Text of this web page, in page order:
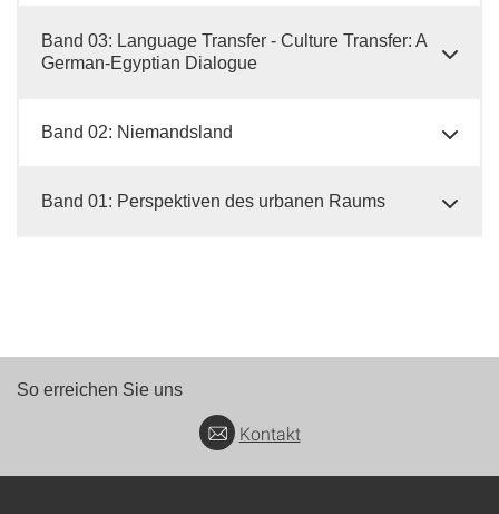
Band 03: Language Transfer - Culture Transfer: A
German-Egyptian Dialogue
Band 02: Niemandsland
Band 01: Perspektiven des urbanen Raums
So erreichen Sie uns
Kontakt